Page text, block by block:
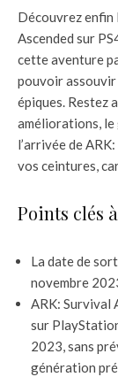
Découvrez enfin
Ascended sur
cette aventure
pouvoir assouvir
épiques. Restez
améliorations, le
l’arrivée de
vos ceintures,
Points clés
La date de
novembre
ARK: Survival
sur
2023, sans
génération